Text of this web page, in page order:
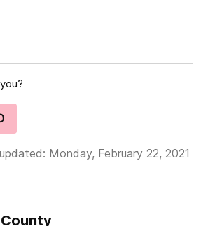
Monday, February 22, 2021